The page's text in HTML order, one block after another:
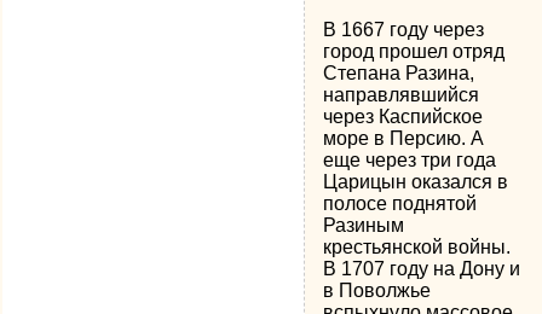
В 1667 году через
город прошел отряд
Степана Разина,
направлявшийся
через Каспийское
море в Персию. А
еще через три года
Царицын оказался в
полосе поднятой
Разиным
крестьянской войны.
В 1707 году на Дону и
в Поволжье